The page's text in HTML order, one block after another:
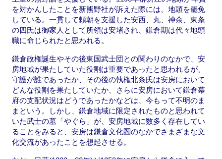
を対かんしたことを新熊野社が訴えた際には、地頭を罷免
している。一貫して頼朝を支援した安西、丸、神余、東条
の四氏は御家人として所領は安堵され、鎌倉期は代々地頭
職に命じられたと思われる。
鎌倉政権誕生やその後東国武士団との関わりのなかで、安
房地域が果たしていた役割は重要であったと思われるが、
守護が誰であったか、その後の執権北条氏は安房において
どんな役割を果たしていたか、さらに安房において鎌倉幕
府の支配状況はどうであったかなどは、今もって不明のま
まという。しかし、鎌倉地域に限定されたものと思われて
いた武士の墓「やぐら」が、安房地域に数多く存在してい
ることをみると、安房は鎌倉文化圏のなかでさまざまな文
化交流があったことを想起させる。